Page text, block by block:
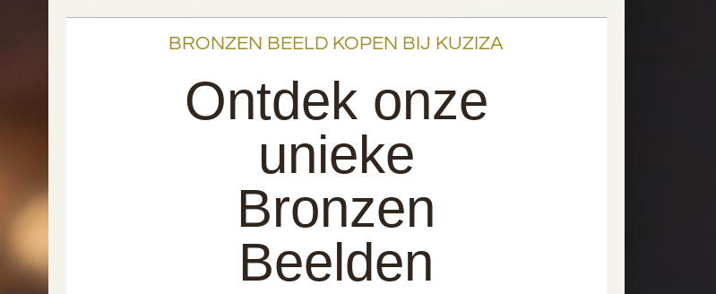
BRONZEN BEELD KOPEN BIJ KUZIZA
Ontdek onze
unieke
Bronzen
Beelden